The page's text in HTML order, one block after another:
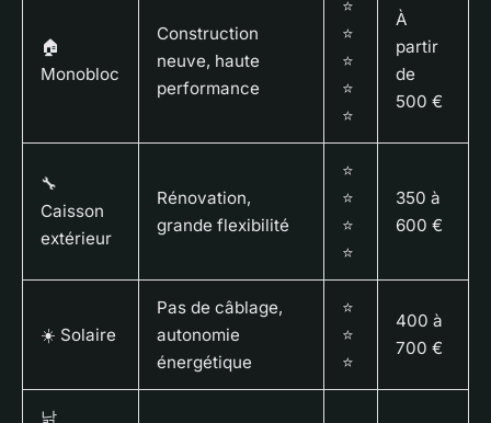
🏠
Monobloc
Construction
neuve, haute
performance
⭐
⭐
⭐
⭐
⭐
À
partir
de
500 €
🔧
Caisson
extérieur
Rénovation,
grande flexibilité
⭐
⭐
⭐
⭐
350 à
600 €
☀️ Solaire
Pas de câblage,
autonomie
énergétique
⭐
⭐
⭐
400 à
700 €
낡